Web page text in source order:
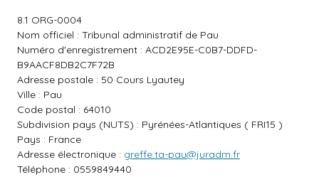
8.1 ORG-0004
Nom officiel : Tribunal administratif de Pau
Numéro d'enregistrement : ACD2E95E-C0B7-DDFD-
B9AACF8DB2C7F72B
Adresse postale : 50 Cours Lyautey
Ville : Pau
Code postal : 64010
Subdivision pays (NUTS) : Pyrénées-Atlantiques ( FRI15 )
Pays : France
Adresse électronique : greffe.ta-pau@juradm.fr
Téléphone : 0559849440